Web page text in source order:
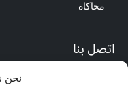
نحن
محاكاة
اتصل بنا